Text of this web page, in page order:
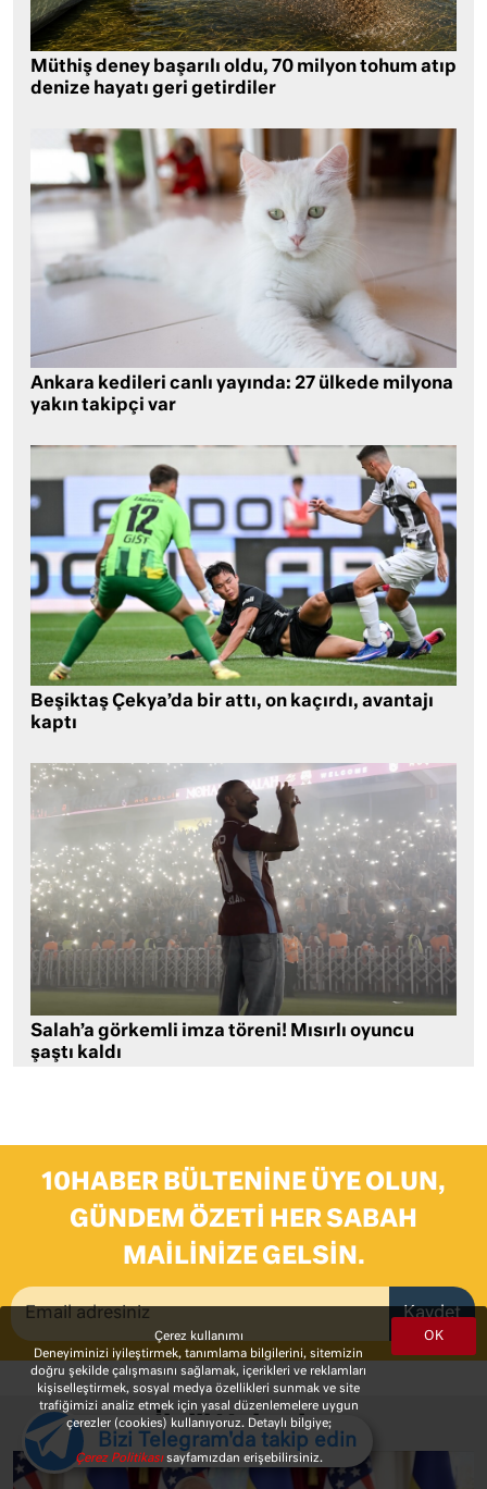
Müthiş deney başarılı oldu, 70 milyon tohum atıp
denize hayatı geri getirdiler
Ankara kedileri canlı yayında: 27 ülkede milyona
yakın takipçi var
Beşiktaş Çekya’da bir attı, on kaçırdı, avantajı
kaptı
Salah’a görkemli imza töreni! Mısırlı oyuncu
şaştı kaldı
10HABER BÜLTENINE ÜYE OLUN,
GÜNDEM ÖZETI HER SABAH
MAILINIZE GELSIN.
Kaydet
İlgili Haberler
OK
Çerez kullanımı
Deneyiminizi iyileştirmek, tanımlama bilgilerini, sitemizin
doğru şekilde çalışmasını sağlamak, içerikleri ve reklamları
kişiselleştirmek, sosyal medya özellikleri sunmak ve site
trafiğimizi analiz etmek için yasal düzenlemelere uygun
çerezler (cookies) kullanıyoruz. Detaylı bilgiye;
Çerez Politikasısayfamızdan erişebilirsiniz.
Bizi Telegram'da takip edin